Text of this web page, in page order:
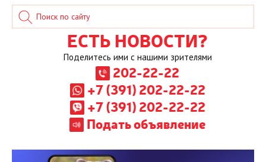
ЕСТЬ НОВОСТИ?
Поделитесь ими с нашими зрителями
202-22-22
+7 (391) 202-22-22
+7 (391) 202-22-22
Подать объявление